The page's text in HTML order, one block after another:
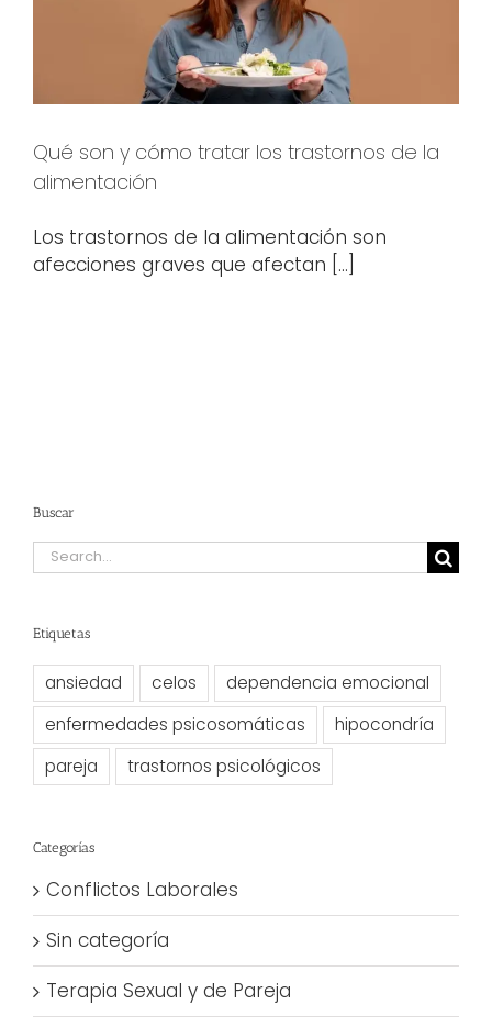
Qué son y cómo tratar los trastornos de la
alimentación
Los trastornos de la alimentación son
afecciones graves que afectan [...]
Buscar
Search
for:
Etiquetas
ansiedad celos
dependencia emocional
enfermedades psicosomáticas
hipocondría
pareja
trastornos psicológicos
Categorías
Conflictos Laborales
Sin categoría
Terapia Sexual y de Pareja